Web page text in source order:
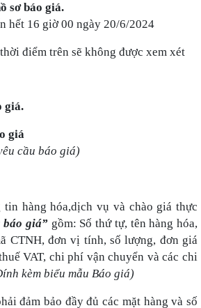
sơ báo giá.
hết 16 giờ 00 ngày 20/6/2024
điểm trên sẽ không được xem xét
giá.
giá
cầu báo giá)
tin hàng hóa,dịch vụ và chào giá thực
báo giá” gồm: Số thứ tự, tên hàng hóa,
CTNH, đơn vị tính, số lượng, đơn giá
VAT, chi phí vận chuyển và các chi
kèm biểu mẫu Báo giá)
đảm bảo đầy đủ các mặt hàng và số